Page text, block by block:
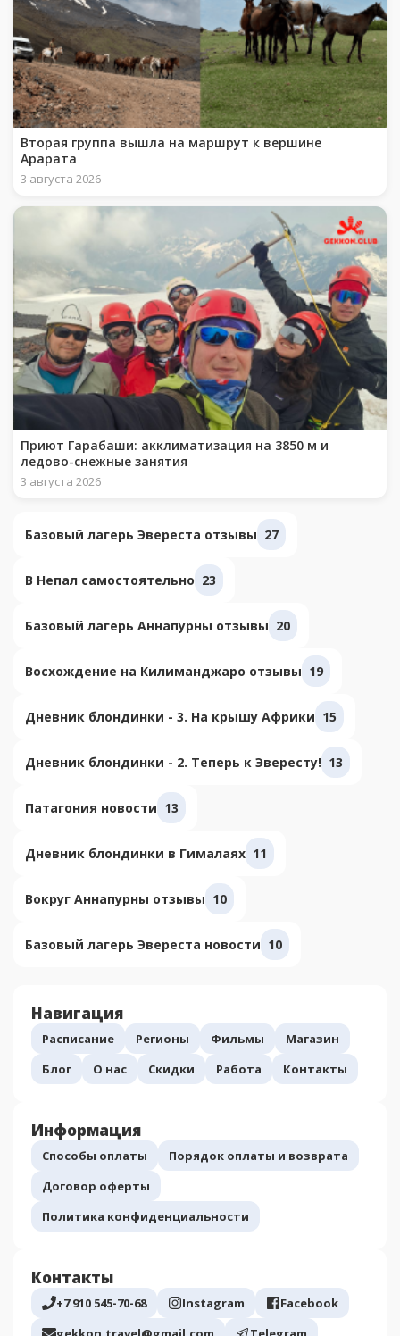
Вторая группа вышла на маршрут к вершине
Арарата
3 августа 2026
Приют Гарабаши: акклиматизация на 3850 м и
ледово-снежные занятия
3 августа 2026
Базовый лагерь Эвереста отзывы 27
В Непал самостоятельно 23
Базовый лагерь Аннапурны отзывы 20
Восхождение на Килиманджаро отзывы 19
Дневник блондинки - 3. На крышу Африки 15
Дневник блондинки - 2. Теперь к Эвересту! 13
Патагония новости 13
Дневник блондинки в Гималаях 11
Вокруг Аннапурны отзывы 10
Базовый лагерь Эвереста новости 10
Навигация
Расписание Регионы Фильмы
Магазин
Блог
О нас Скидки Работа Контакты
Информация
Способы оплаты
Порядок оплаты и возврата
Договор оферты
Политика конфиденциальности
Контакты
+7 910 545-70-68 Instagram
Facebook